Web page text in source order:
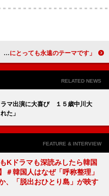
柳葉敏郎、理想のリーダー像を語る 「僕にとっても永遠のテーマです」
RELATED NEWS
ラマ出演に大喜び １５歳中川大
た」
FEATURE & INTERVIEW
もKドラマも深読みしたら韓国
＃韓国人はなぜ「呼称整理」
、「脱出おひとり島」が映す